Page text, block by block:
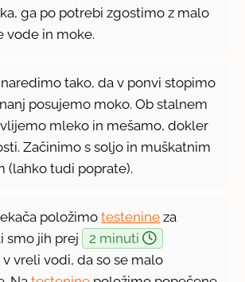
ga po potrebi zgostimo z malo
vode in moke.
tako, da v ponvi stopimo
posujemo moko. Ob stalnem
mleko in mešamo, dokler
Začinimo s soljo in muškatnim
(lahko tudi poprate).
položimotestenine za
smo jih prej
2 minuti
vreli vodi, da so se malo